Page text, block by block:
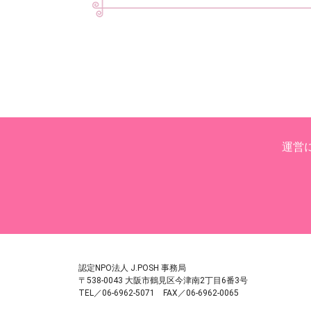
運営
認定NPO法人 J.POSH 事務局
〒538-0043 大阪市鶴見区今津南2丁目6番3号
TEL／06-6962-5071 FAX／06-6962-0065